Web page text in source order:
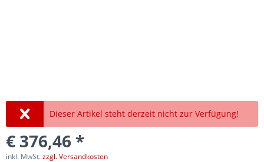
Dieser Artikel steht derzeit nicht zur Verfügung!
€ 376,46 *
inkl. MwSt.zzgl. Versandkosten